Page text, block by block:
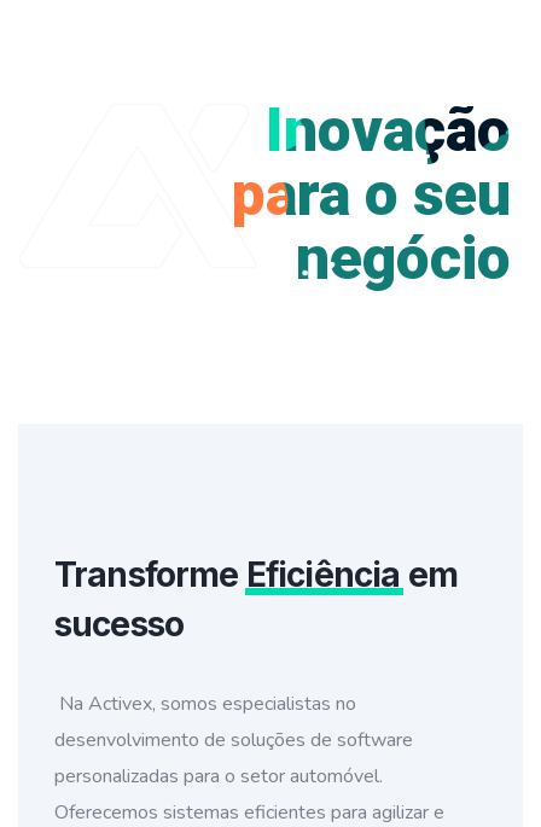
Inovação
para o seu
negócio
Transforme Eficiência em
sucesso
Na Activex, somos especialistas no
desenvolvimento de soluções de software
personalizadas para o setor automóvel.
Oferecemos sistemas eficientes para agilizar e